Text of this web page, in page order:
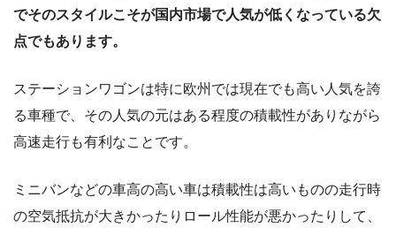
でそのスタイルこそが国内市場で人気が低くなっている欠
点でもあります。
ステーションワゴンは特に欧州では現在でも高い人気を誇
る車種で、その人気の元はある程度の積載性がありながら
高速走行も有利なことです。
ミニバンなどの車高の高い車は積載性は高いものの走行時
の空気抵抗が大きかったりロール性能が悪かったりして、